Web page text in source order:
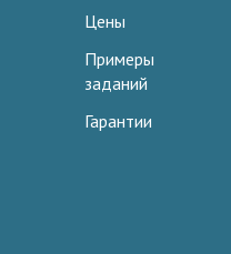
Цены
Примеры
заданий
Гарантии